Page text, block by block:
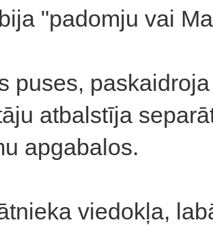
"padomju vai
puses,
atbalstīja
apgabalos.
viedokļa,